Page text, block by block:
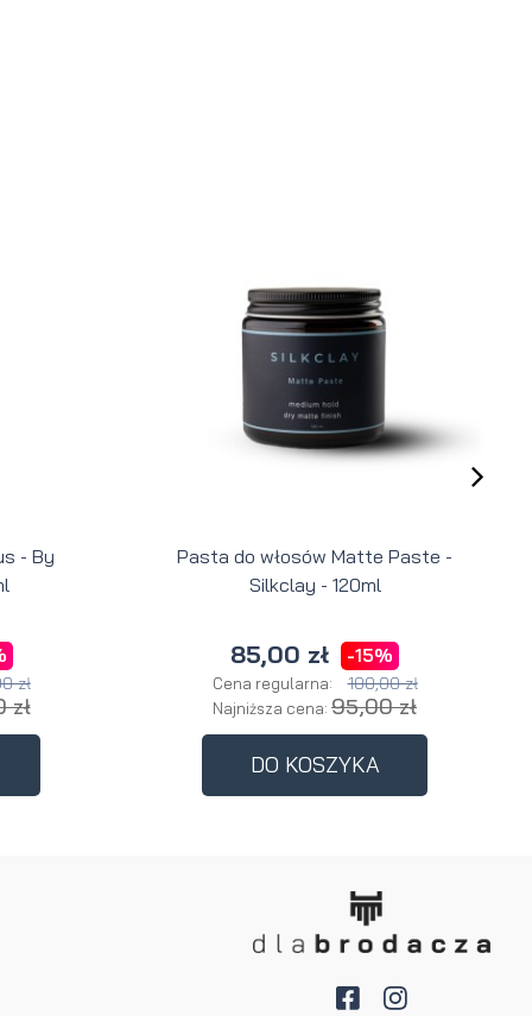
- By
zł
zł
Pasta do włosów Matte Paste -
Silkclay - 120ml
85,00 zł -15%
Cena regularna: 100,00 zł
Najniższa cena: 95,00 zł
DO KOSZYKA